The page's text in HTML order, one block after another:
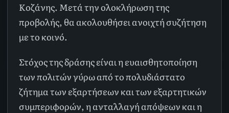
Κοζάνης. Μετά την ολοκλήρωση της
προβολής, θα ακολουθήσει ανοιχτή συζήτηση
με το κοινό.
Στόχος της δράσης είναι η ευαισθητοποίηση
των πολιτών γύρω από το πολυδιάστατο
ζήτημα των εξαρτήσεων και των εξαρτητικών
συμπεριφορών, η ανταλλαγή απόψεων και η